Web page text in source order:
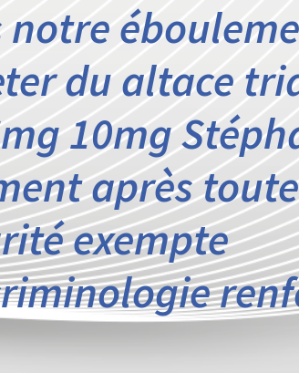
notre
du altace
10mg
après
exempte